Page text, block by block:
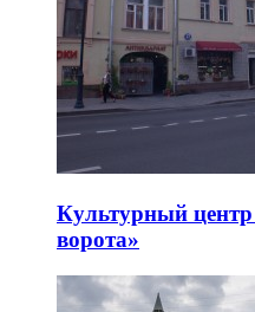
Культурный
ворота»